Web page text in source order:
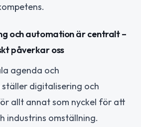
och automation är centralt –
påverkar oss
agenda och
digitalisering och
allt annat som nyckel för att
industrins omställning.